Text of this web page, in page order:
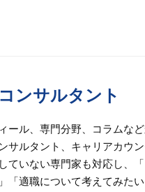
ンサルタント
ール、専門分野、コラムな
サルタント、キャリアカウ
ていない専門家も対応し、
「適職について考えてみたい